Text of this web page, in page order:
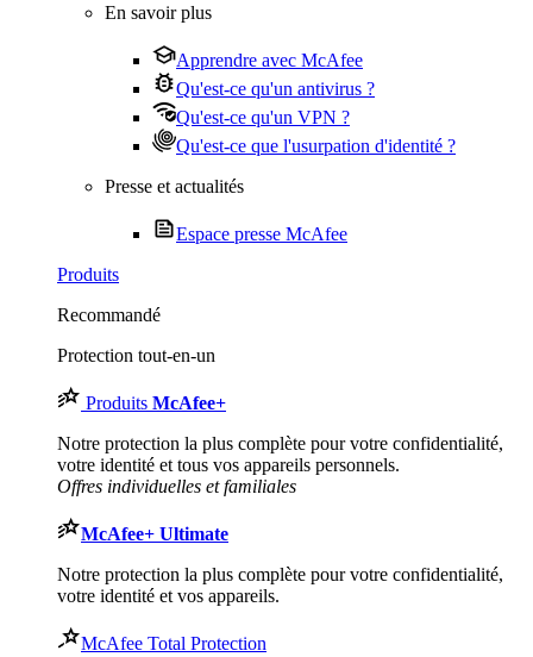
En savoir plus
Apprendre avec McAfee
Qu'est-ce qu'un antivirus ?
Qu'est-ce qu'un VPN ?
Qu'est-ce que l'usurpation d'identité ?
Presse et actualités
Espace presse McAfee
Produits
Recommandé
Protection tout-en-un
Produits McAfee+
Notre protection la plus complète pour votre confidentialité,
votre identité et tous vos appareils personnels.​
Offres individuelles et familiales
McAfee+ Ultimate
Notre protection la plus complète pour votre confidentialité,
votre identité et vos appareils.
McAfee Total Protection